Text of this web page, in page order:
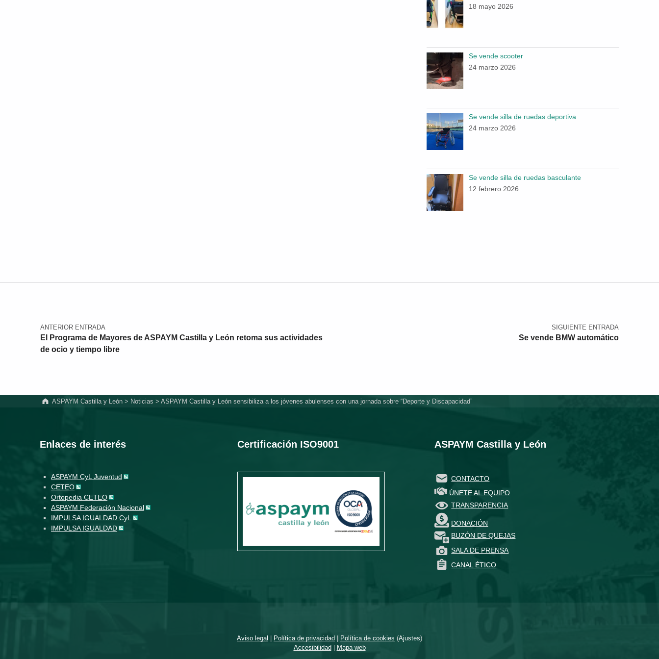
18 mayo 2026
Se vende scooter
24 marzo 2026
Se vende silla de ruedas deportiva
24 marzo 2026
Se vende silla de ruedas basculante
12 febrero 2026
Navegación de entradas
ANTERIOR ENTRADA
El Programa de Mayores de ASPAYM Castilla y León retoma sus actividades
de ocio y tiempo libre
SIGUIENTE ENTRADA
Se vende BMW automático
ASPAYM Castilla y León> Noticias > ASPAYM Castilla y León sensibiliza a los jóvenes abulenses con una jornada sobre “Deporte y Discapacidad”
Enlaces de interés
ASPAYM CyL Juventud
CETEO
Ortopedia CETEO
ASPAYM Federación Nacional
IMPULSA IGUALDAD CyL
IMPULSA IGUALDAD
Certificación ISO9001 ASPAYM Castilla y León
CONTACTO
ÚNETE AL EQUIPO
TRANSPARENCIA
DONACIÓN
BUZÓN DE QUEJAS
SALA DE PRENSA
CANAL ÉTICO
Aviso legal Política de privacidad Política de cookies (Ajustes)
Accesibilidad
Mapa web